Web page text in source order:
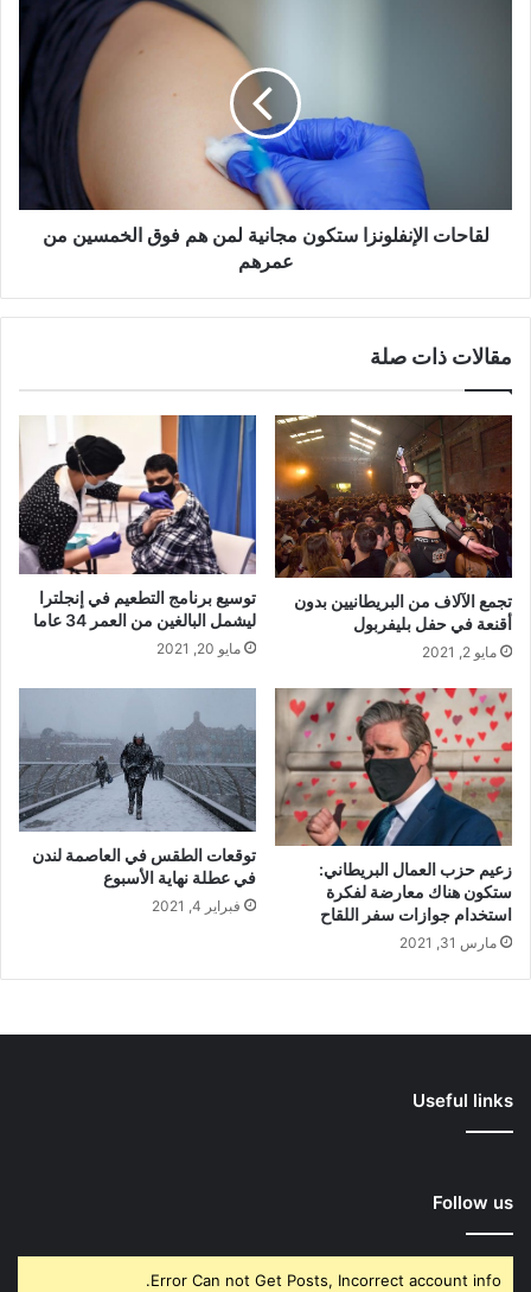
من
عمرهم
لقاحات الإنفلونزا ستكون مجانية لمن هم فوق الخمسين من
عمرهم
مقالات ذات صلة
تجمع الآلاف من البريطانيين بدون
أقنعة في حفل بليفربول
مايو 2, 2021
توسيع برنامج التطعيم في إنجلترا
ليشمل البالغين من العمر 34 عاما
مايو 20, 2021
زعيم حزب العمال البريطاني:
ستكون هناك معارضة لفكرة
استخدام جوازات سفر اللقاح
مارس 31, 2021
توقعات الطقس في العاصمة لندن
في عطلة نهاية الأسبوع
فبراير 4, 2021
Useful links
Follow us
Error Can not Get Posts, Incorrect account info.